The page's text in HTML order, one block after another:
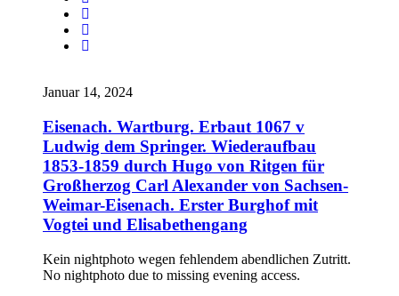
Januar 14, 2024
Eisenach. Wartburg. Erbaut 1067 v
Ludwig dem Springer. Wiederaufbau
1853-1859 durch Hugo von Ritgen für
Großherzog Carl Alexander von Sachsen-
Weimar-Eisenach. Erster Burghof mit
Vogtei und Elisabethengang
Kein nightphoto wegen fehlendem abendlichen Zutritt.
No nightphoto due to missing evening access.